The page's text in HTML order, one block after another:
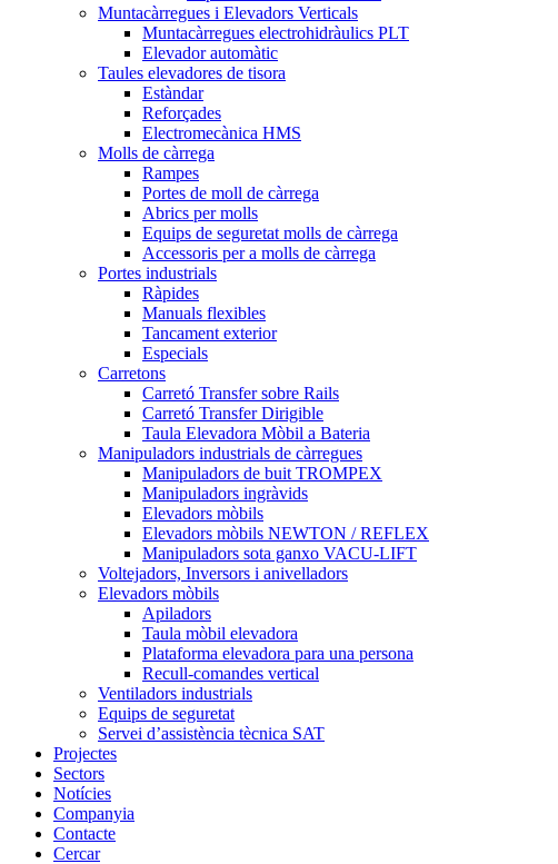
Muntacàrregues i Elevadors Verticals
Muntacàrregues electrohidràulics PLT
Elevador automàtic
Taules elevadores de tisora
Estàndar
Reforçades
Electromecànica HMS
Molls de càrrega
Rampes
Portes de moll de càrrega
Abrics per molls
Equips de seguretat molls de càrrega
Accessoris per a molls de càrrega
Portes industrials
Ràpides
Manuals flexibles
Tancament exterior
Especials
Carretons
Carretó Transfer sobre Rails
Carretó Transfer Dirigible
Taula Elevadora Mòbil a Bateria
Manipuladors industrials de càrregues
Manipuladors de buit TROMPEX
Manipuladors ingràvids
Elevadors mòbils
Elevadors mòbils NEWTON / REFLEX
Manipuladors sota ganxo VACU-LIFT
Voltejadors, Inversors i anivelladors
Elevadors mòbils
Apiladors
Taula mòbil elevadora
Plataforma elevadora para una persona
Recull-comandes vertical
Ventiladors industrials
Equips de seguretat
Servei d’assistència tècnica SAT
Projectes
Sectors
Notícies
Companyia
Contacte
Cercar